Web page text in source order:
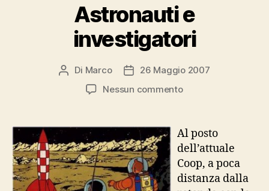
Astronauti e
investigatori
Autore
articolo
Di Marco
Data26 Maggio 2007
Nessun commentosu
investigatori
Al posto
dell’attuale
Coop, a poca
distanza dalla